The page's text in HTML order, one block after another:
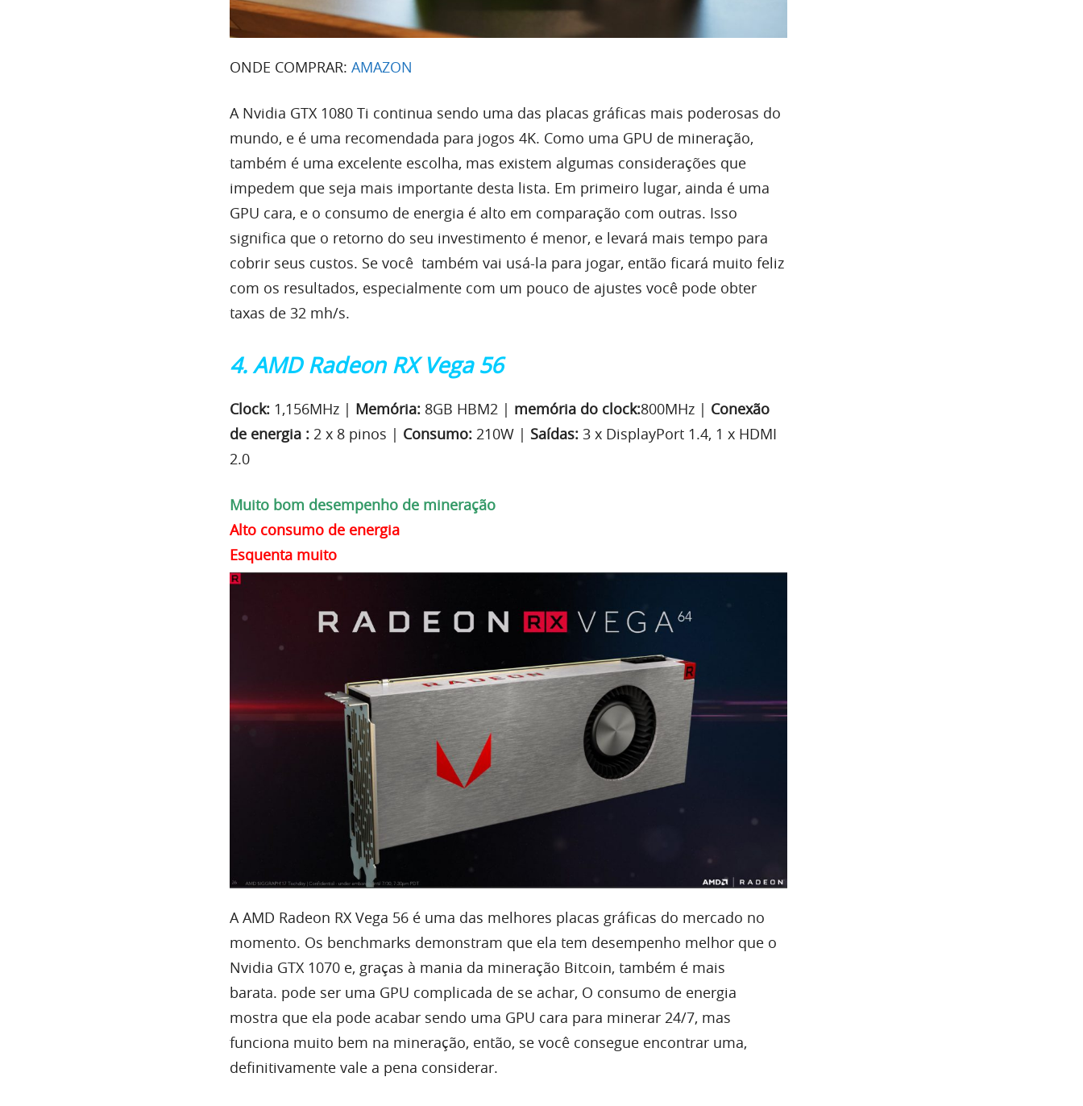
ONDE COMPRAR: AMAZON
A Nvidia GTX 1080 Ti continua sendo uma das placas gráficas mais poderosas do
mundo, e é uma recomendada para jogos 4K. Como uma GPU de mineração,
também é uma excelente escolha, mas existem algumas considerações que
impedem que seja mais importante desta lista. Em primeiro lugar, ainda é uma
GPU cara, e o consumo de energia é alto em comparação com outras. Isso
significa que o retorno do seu investimento é menor, e levará mais tempo para
cobrir seus custos. Se você também vai usá-la para jogar, então ficará muito feliz
com os resultados, especialmente com um pouco de ajustes você pode obter
taxas de 32 mh/s.
4. AMD Radeon RX Vega 56
Clock: 1,156MHz | Memória: 8GB HBM2 | memória do clock:800MHz | Conexão
de energia : 2 x 8 pinos | Consumo: 210W | Saídas: 3 x DisplayPort 1.4, 1 x HDMI
2.0
Muito bom desempenho de mineração
Alto consumo de energia
Esquenta muito
A AMD Radeon RX Vega 56 é uma das melhores placas gráficas do mercado no
momento. Os benchmarks demonstram que ela tem desempenho melhor que o
Nvidia GTX 1070 e, graças à mania da mineração Bitcoin, também é mais
barata. pode ser uma GPU complicada de se achar, O consumo de energia
mostra que ela pode acabar sendo uma GPU cara para minerar 24/7, mas
funciona muito bem na mineração, então, se você consegue encontrar uma,
definitivamente vale a pena considerar.